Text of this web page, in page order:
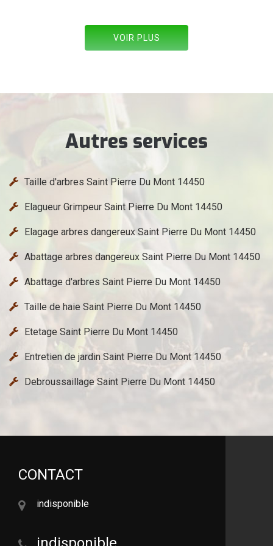
VOIR PLUS
Autres services
Taille d'arbres Saint Pierre Du Mont 14450
Elagueur Grimpeur Saint Pierre Du Mont 14450
Elagage arbres dangereux Saint Pierre Du Mont 14450
Abattage arbres dangereux Saint Pierre Du Mont 14450
Abattage d'arbres Saint Pierre Du Mont 14450
Taille de haie Saint Pierre Du Mont 14450
Etetage Saint Pierre Du Mont 14450
Entretien de jardin Saint Pierre Du Mont 14450
Debroussaillage Saint Pierre Du Mont 14450
CONTACT
indisponible